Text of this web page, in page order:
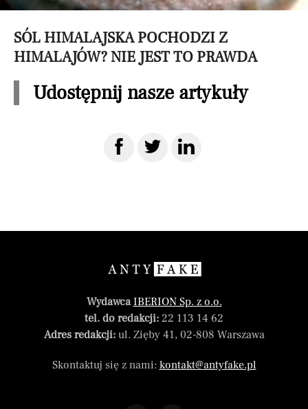
SÓL HIMALAJSKA POCHODZI Z
HIMALAJÓW? NIE JEST TO PRAWDA
Udostępnij nasze artykuły
WydawcaIBERION Sp. z o.o.
tel. do redakcji: 22 113 14 62
Adres redakcji:ul. Zięby 41, 02-808 Warszawa
Skontaktuj się z nami: kontakt@antyfake.pl